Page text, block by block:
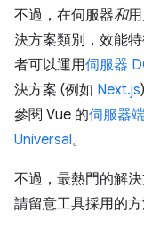
不過，在伺服器和
決方案類別，效能
者可以運用伺服器
決方案 (例如 Next.js
參閱 Vue 的伺服器
Universal。
不過，最熱門的解
請留意工具採用的方